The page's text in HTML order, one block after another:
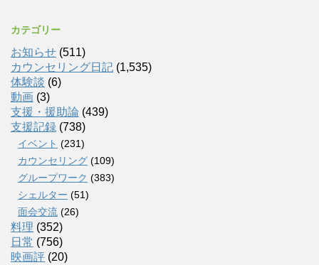
カテゴリー
お知らせ (511)
カウンセリング日記 (1,535)
体験談 (6)
動画 (3)
支援・援助論 (439)
支援記録 (738)
イベント (231)
カウンセリング (109)
グループワーク (383)
シェルター (51)
面会交流 (26)
料理 (352)
日常 (756)
映画評 (20)